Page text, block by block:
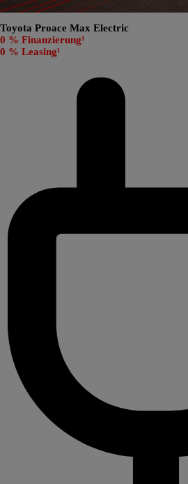
Toyota Proace Max Electric
0 % Finanzierung¹
0 % Leasing¹